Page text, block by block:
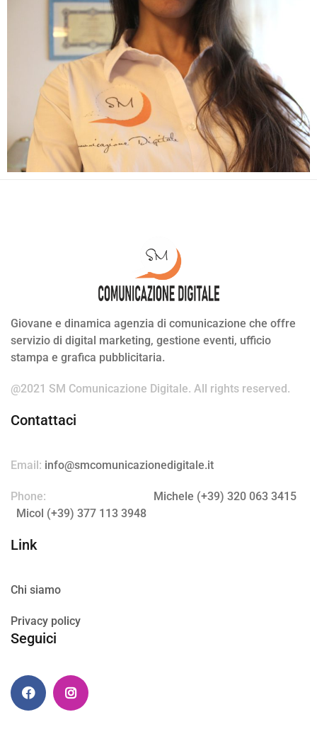
Giovane e dinamica agenzia di comunicazione che offre
servizio di digital marketing, gestione eventi, ufficio
stampa e grafica pubblicitaria.
@2021 SM Comunicazione Digitale. All rights reserved.
Contattaci
Email: info@smcomunicazionedigitale.it
Phone: Michele (+39) 320 063 3415
Micol (+39) 377 113 3948
Link
Chi siamo
Privacy policy
Seguici